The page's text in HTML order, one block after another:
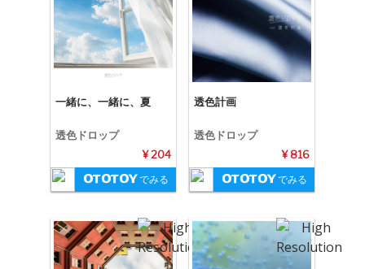
一緒に、一緒に、夏
透色ドロップ
¥ 204
でみる
透色計画
透色ドロップ
¥ 816
でみる